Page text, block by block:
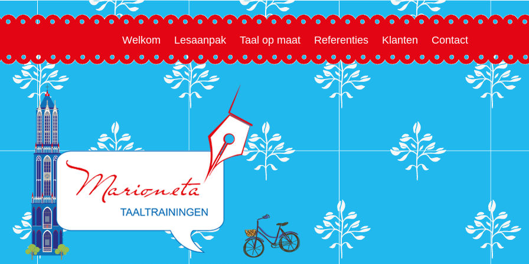
Welkom Lesaanpak Taal op maat Referenties Klanten Contact